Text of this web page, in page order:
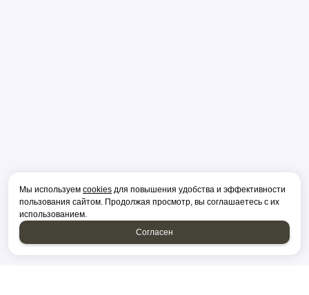
Мы используем cookies для повышения удобства и эффективности
пользования сайтом. Продолжая просмотр, вы соглашаетесь с их
использованием.
Согласен